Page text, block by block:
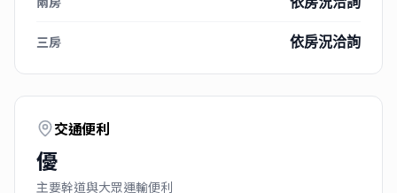
三房 依房況洽詢
交通便利
優
主要幹道與大眾運輸便利